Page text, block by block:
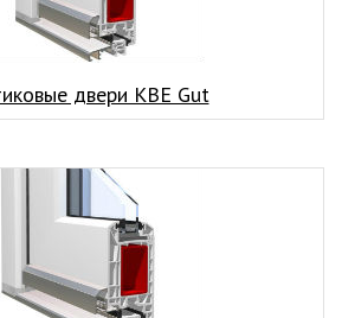
двери КВЕ Gut